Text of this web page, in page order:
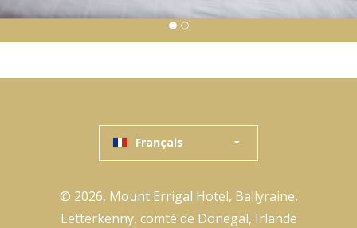
Français
© 2026, Mount Errigal Hotel, Ballyraine,
Letterkenny, comté de Donegal, Irlande